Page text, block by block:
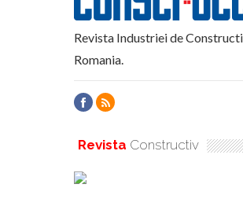
Revista Industriei de
Romania.
Revista Constructiv